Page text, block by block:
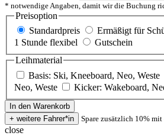
* notwendige Angaben, damit wir die Buchung
Preisoption
Standardpreis
Ermäßigt für
1 Stunde flexibel
Gutschein
Leihmaterial
Basis: Ski, Kneeboard, Neo, Weste
Neo, Weste
Kicker: Wakeboard,
Spare zusätzlich 10%
close